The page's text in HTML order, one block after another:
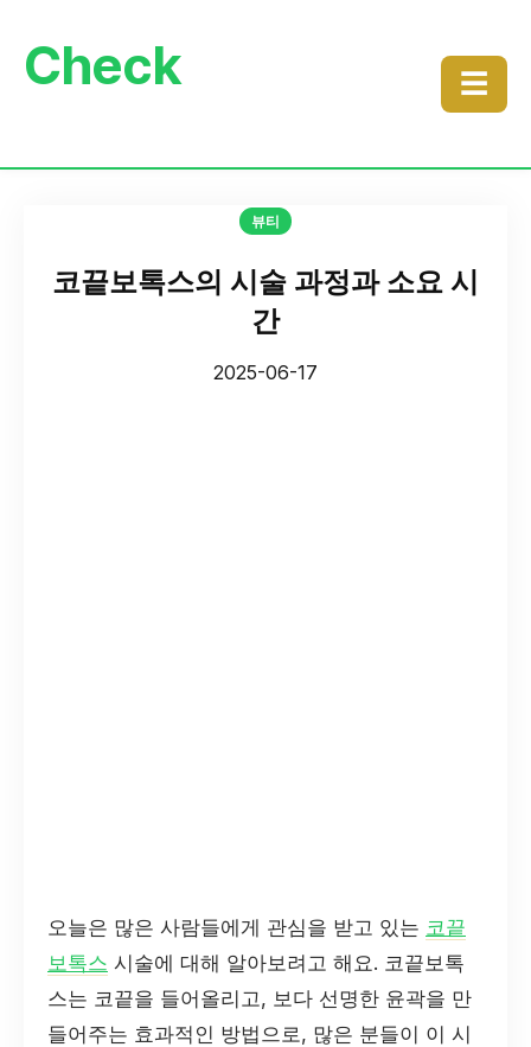
Check ☰
뷰티
코끝보톡스의 시술 과정과 소요 시
간
2025-06-17
오늘은 많은 사람들에게 관심을 받고 있는 코끝
보톡스 시술에 대해 알아보려고 해요. 코끝보톡
스는 코끝을 들어올리고, 보다 선명한 윤곽을 만
들어주는 효과적인 방법으로, 많은 분들이 이 시